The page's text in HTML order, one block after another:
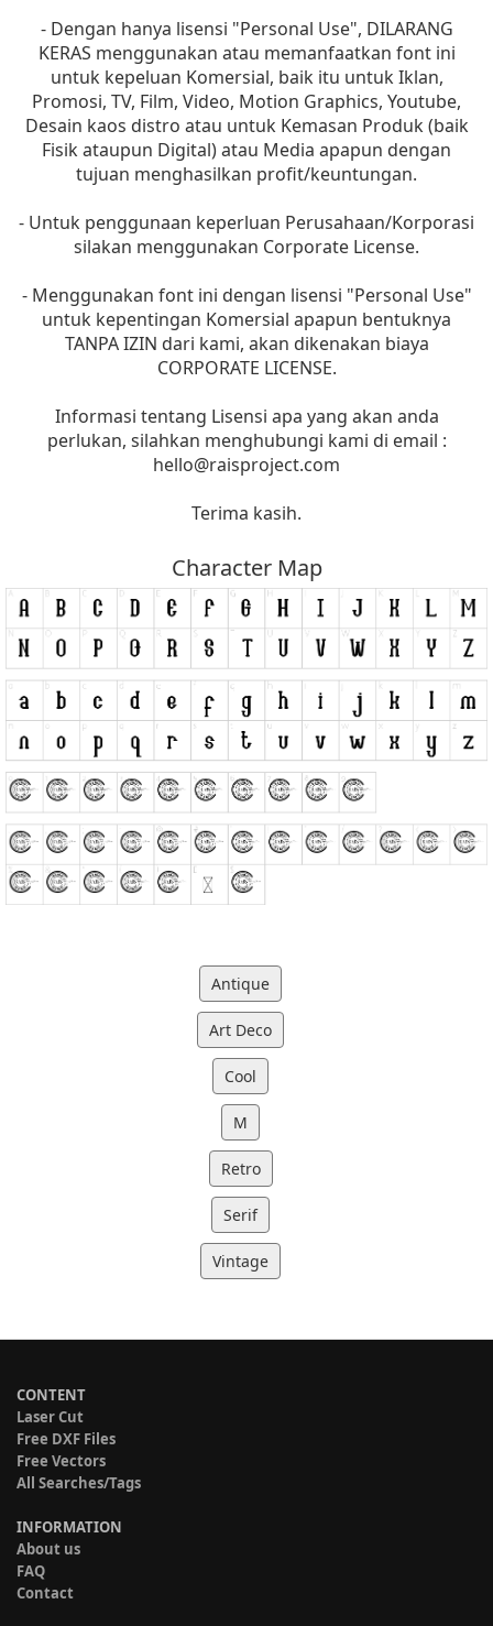
- Dengan hanya lisensi "Personal Use", DILARANG
KERAS menggunakan atau memanfaatkan font ini
untuk kepeluan Komersial, baik itu untuk Iklan,
Promosi, TV, Film, Video, Motion Graphics, Youtube,
Desain kaos distro atau untuk Kemasan Produk (baik
Fisik ataupun Digital) atau Media apapun dengan
tujuan menghasilkan profit/keuntungan.
- Untuk penggunaan keperluan Perusahaan/Korporasi
silakan menggunakan Corporate License.
- Menggunakan font ini dengan lisensi "Personal Use"
untuk kepentingan Komersial apapun bentuknya
TANPA IZIN dari kami, akan dikenakan biaya
CORPORATE LICENSE.
Informasi tentang Lisensi apa yang akan anda
perlukan, silahkan menghubungi kami di email :
hello@raisproject.com
Terima kasih.
Character Map
Antique
Art Deco
Cool
M
Retro
Serif
Vintage
CONTENT
Laser Cut
Free DXF Files
Free Vectors
All Searches/Tags
INFORMATION
About us
FAQ
Contact